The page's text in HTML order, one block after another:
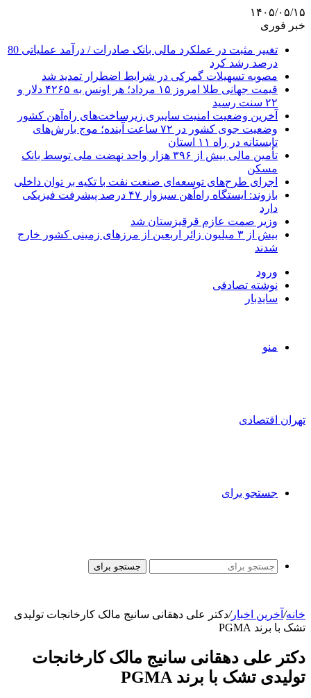
۱۴۰۵/۰۵/۱۵
خبر فوری
تغییر مثبت در عملکرد مالی بانک صادرات / درآمد عملیاتی 80
درصد رشد کرد
مصوبه تسهیلات گمرکی در شرایط اضطرار تمدید شد
قیمت جهانی طلا امروز ۱۵ مرداد؛ هر اونس به ۴۲۶۵ دلار و
۲۲ سنت رسید
آخرین وضعیت امنیت سایبری زیرساخت‌های راه‌آهن کشور
وضعیت جوی کشور در ۷۲ ساعت آینده؛ موج بارش‌های
تابستانه در راه ۱۱ استان
تأمین مالی بیش از ۳۹۶ هزار واحد نهضت ملی توسط بانک
مسکن
اجرای طرح‌های توسعه‌ای صنعت نفت با تکیه بر توان داخلی
بازوند: ایستگاه راه‌آهن سبزوار ۴۷ درصد پیشرفت فیزیکی
دارد
وزیر صمت عازم قرقیزستان شد
بیش از ۳ میلیون زائر اربعین از مرزهای زمینی کشور خارج
شدند
ورود
نوشته تصادفی
سایدبار
منو
تهران اقتصادی
جستجو برای
جستجو برای
خانه/ آخرین اخبار/دکتر علی دهقانی سانیج مالک کارخانجات تولیدی
تشک با برند PGMA
دکتر علی دهقانی سانیج مالک کارخانجات
تولیدی تشک با برند PGMA